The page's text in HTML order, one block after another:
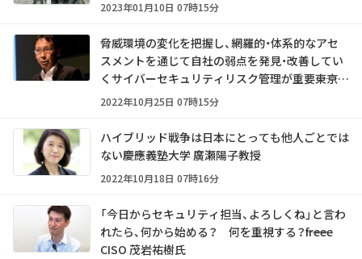
2023年01月10日 07時15分
脅威環境の変化を把握し、網羅的・体系的なアセ
スメントを通じて自社の弱点を発見・改善してい
くサイバーセキュリティリスク管理が重要――東京海
上日動火災保険 黒山康治氏
2022年10月25日 07時15分
ハイブリッド戦争は日本にとっても他人ごとでは
ない――慶應義塾大学 廣瀬陽子教授
2022年10月18日 07時16分
「今日からセキュリティ担当、よろしくね」と言わ
れたら、何から始める？ 何を重視する？――freee
CISO 茂岩祐樹氏